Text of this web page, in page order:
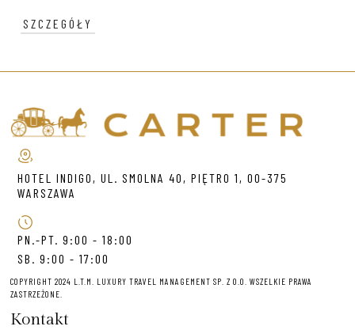
SZCZEGÓŁY
HOTEL INDIGO, UL. SMOLNA 40, PIĘTRO 1, 00-375
WARSZAWA
PN.-PT. 9:00 - 18:00
SB. 9:00 - 17:00
COPYRIGHT 2024 L.T.M. LUXURY TRAVEL MANAGEMENT SP. Z O.O. WSZELKIE PRAWA
ZASTRZEŻONE.
Kontakt